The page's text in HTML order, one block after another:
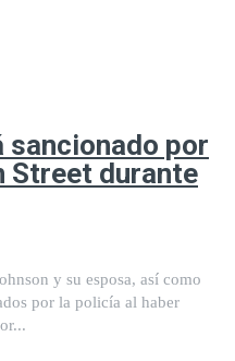
sancionado por
Street durante
y su esposa, así como
por la policía al haber